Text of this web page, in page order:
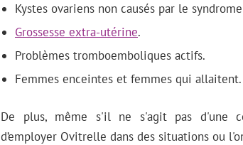
Kystes ovariens non causés par le
Grossesse extra-utérine.
Problèmes tromboemboliques actifs.
Femmes enceintes et femmes qui allaitent.
De plus, même s'il ne s'agit pas d'une
d’employer Ovitrelle dans des situations ou